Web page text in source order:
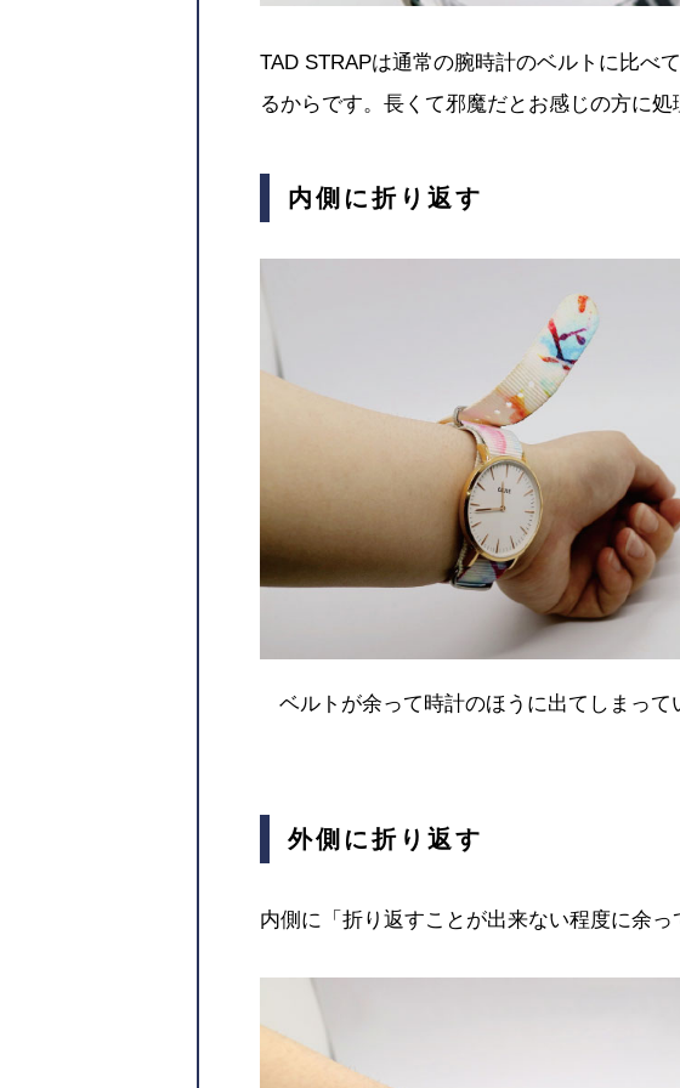
TAD STRAPは通常の腕時計のベルトに比べ
るからです。長くて邪魔だとお感じの方に処
内側に折り返す
ベルトが余って時計のほうに出てしまって
外側に折り返す
内側に「折り返すことが出来ない程度に余